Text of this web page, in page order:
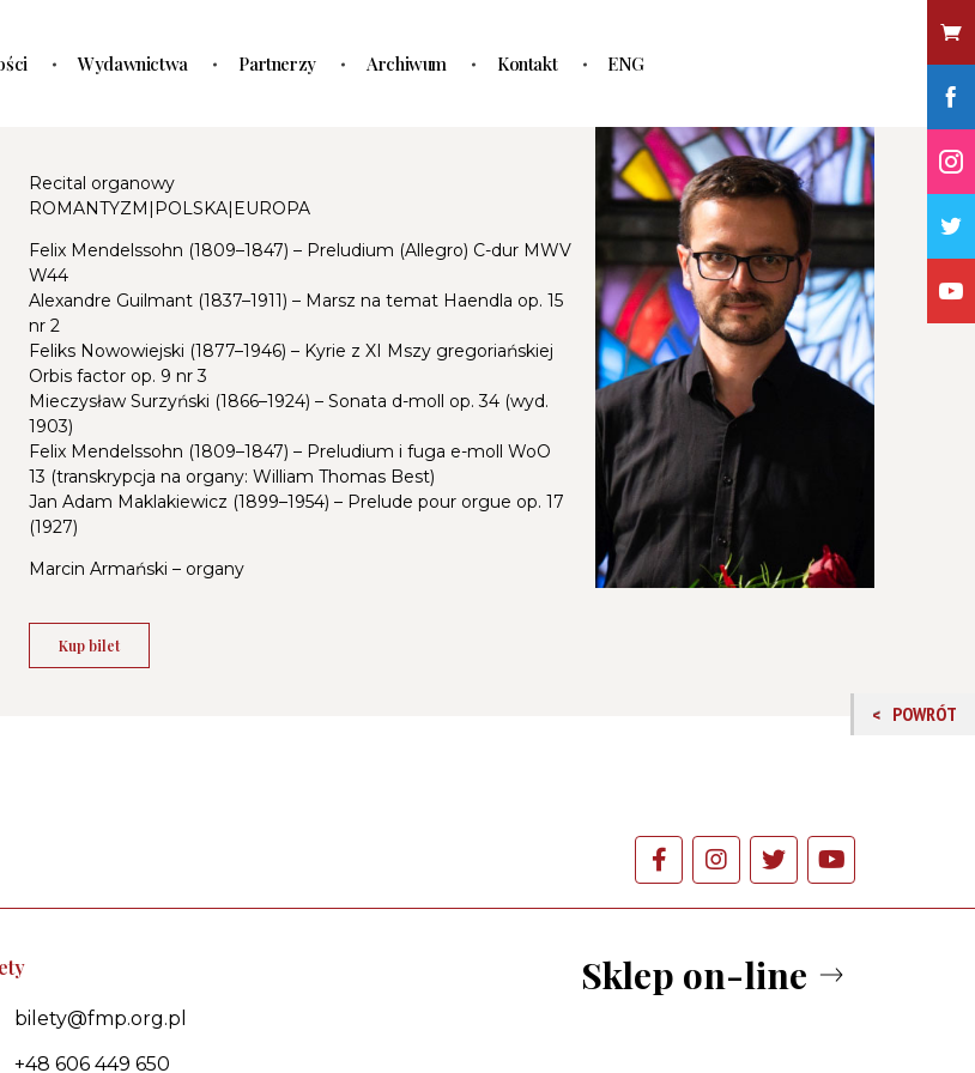
Wydawnictwa Partnerzy Archiwum Kontakt ENG
Recital organowy
ROMANTYZM|POLSKA|EUROPA
Felix Mendelssohn (1809–1847) – Preludium (Allegro) C-dur MWV
W44
Alexandre Guilmant (1837–1911) – Marsz na temat Haendla op. 15
nr 2
Feliks Nowowiejski (1877–1946) – Kyrie z XI Mszy gregoriańskiej
Orbis factor op. 9 nr 3
Mieczysław Surzyński (1866–1924) – Sonata d-moll op. 34 (wyd.
1903)
Felix Mendelssohn (1809–1847) – Preludium i fuga e-moll WoO
13 (transkrypcja na organy: William Thomas Best)
Jan Adam Maklakiewicz (1899–1954) – Prelude pour orgue op. 17
(1927)
Marcin Armański – organy
Kup bilet
bi­le­ty­@fmp.org.pl
+48 606 449 650
Sklep on-line
POWRÓT